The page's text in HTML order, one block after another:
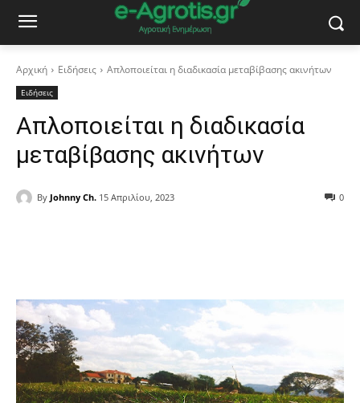
Αρχική Ειδήσεις Απλοποιείται η διαδικασία μεταβίβασης ακινήτων
Ειδήσεις
Απλοποιείται η διαδικασία
μεταβίβασης ακινήτων
By Johnny Ch. 15 Απριλίου, 2023 0